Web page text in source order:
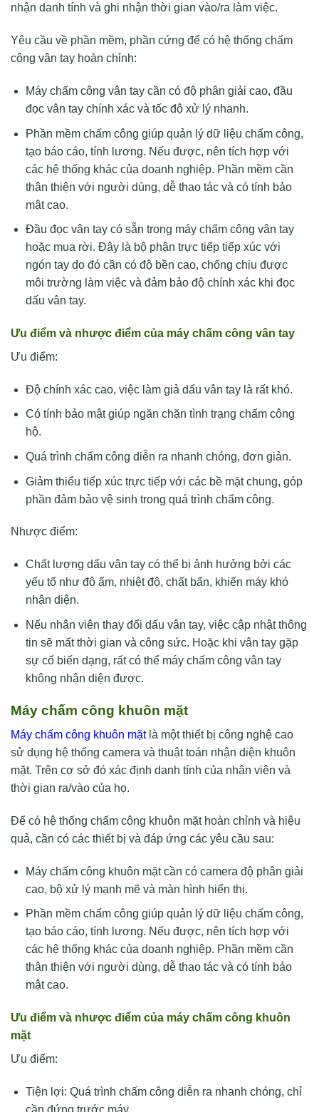
nhận danh tính và ghi nhận thời gian vào/ra làm việc.
Yêu cầu về phần mềm, phần cứng để có hệ thống chấm
công vân tay hoàn chỉnh:
Máy chấm công vân tay cần có độ phân giải cao, đầu
đọc vân tay chính xác và tốc độ xử lý nhanh.
Phần mềm chấm công giúp quản lý dữ liệu chấm công,
tạo báo cáo, tính lương. Nếu được, nên tích hợp với
các hệ thống khác của doanh nghiệp. Phần mềm cần
thân thiện với người dùng, dễ thao tác và có tính bảo
mật cao.
Đầu đọc vân tay có sẵn trong máy chấm công vân tay
hoặc mua rời. Đây là bộ phận trực tiếp tiếp xúc với
ngón tay do đó cần có độ bền cao, chống chịu được
môi trường làm việc và đảm bảo độ chính xác khi đọc
dấu vân tay.
Ưu điểm và nhược điểm của máy chấm công vân tay
Ưu điểm:
Độ chính xác cao, việc làm giả dấu vân tay là rất khó.
Có tính bảo mật giúp ngăn chặn tình trạng chấm công
hộ.
Quá trình chấm công diễn ra nhanh chóng, đơn giản.
Giảm thiểu tiếp xúc trực tiếp với các bề mặt chung, góp
phần đảm bảo vệ sinh trong quá trình chấm công.
Nhược điểm:
Chất lượng dấu vân tay có thể bị ảnh hưởng bởi các
yếu tố như độ ẩm, nhiệt độ, chất bẩn, khiến máy khó
nhận diện.
Nếu nhân viên thay đổi dấu vân tay, việc cập nhật thông
tin sẽ mất thời gian và công sức. Hoặc khi vân tay gặp
sự cố biến dạng, rất có thể máy chấm công vân tay
không nhận diện được.
Máy chấm công khuôn mặt
Máy chấm công khuôn mặtlà một thiết bị công nghệ cao
sử dụng hệ thống camera và thuật toán nhận diện khuôn
mặt. Trên cơ sở đó xác định danh tính của nhân viên và
thời gian ra/vào của họ.
Để có hệ thống chấm công khuôn mặt hoàn chỉnh và hiệu
quả, cần có các thiết bị và đáp ứng các yêu cầu sau:
Máy chấm công khuôn mặt cần có camera độ phân giải
cao, bộ xử lý mạnh mẽ và màn hình hiển thị.
Phần mềm chấm công giúp quản lý dữ liệu chấm công,
tạo báo cáo, tính lương. Nếu được, nên tích hợp với
các hệ thống khác của doanh nghiệp. Phần mềm cần
thân thiện với người dùng, dễ thao tác và có tính bảo
mật cao.
Ưu điểm và nhược điểm của máy chấm công khuôn
mặt
Ưu điểm:
Tiện lợi: Quá trình chấm công diễn ra nhanh chóng, chỉ
cần đứng trước máy.